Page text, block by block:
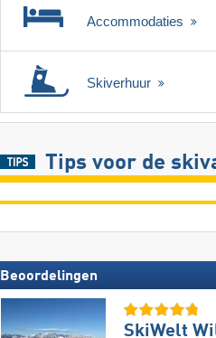
Accommodaties
Skiverhuur
Tips voor de
Beoordelingen
SkiWelt